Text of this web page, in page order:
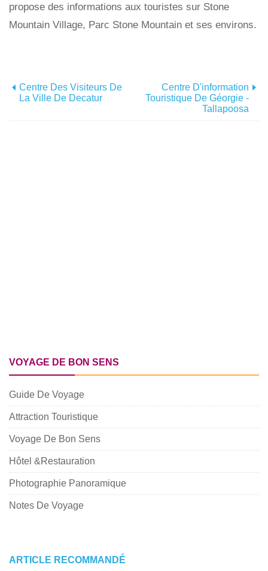
propose des informations aux touristes sur Stone
Mountain Village, Parc Stone Mountain et ses environs.
Centre Des Visiteurs De
La Ville De Decatur
Centre D'information
Touristique De Géorgie -
Tallapoosa
VOYAGE DE BON SENS
Guide De Voyage
Attraction Touristique
Voyage De Bon Sens
Hôtel &Restauration
Photographie Panoramique
Notes De Voyage
ARTICLE RECOMMANDÉ